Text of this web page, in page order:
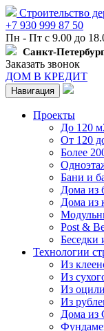
Строительство
+7 930 999 87 50
Пн - Пт с 9.00 до
Санкт-
Заказать звонок
ДОМ В КРЕДИТ
Навигация
Проекты
До 120
От 120
Более
Бани и
Дома из
Дома из
Post &
Беседки
Технологии
Из
Из
Из
Из
Дома из